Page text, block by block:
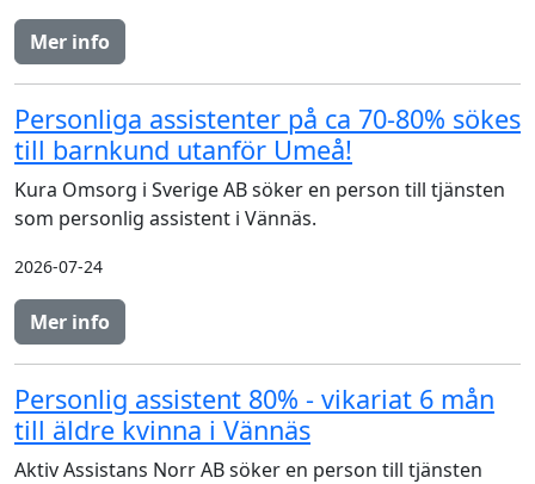
Mer info
Personliga assistenter på ca 70-80% sökes
till barnkund utanför Umeå!
Kura Omsorg i Sverige AB söker en person till tjänsten
som personlig assistent i Vännäs.
2026-07-24
Mer info
Personlig assistent 80% - vikariat 6 mån
till äldre kvinna i Vännäs
Aktiv Assistans Norr AB söker en person till tjänsten